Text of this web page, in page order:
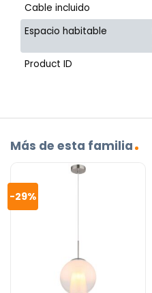
Cable incluido
Espacio habitable
Product ID
Más de esta familia
-29%